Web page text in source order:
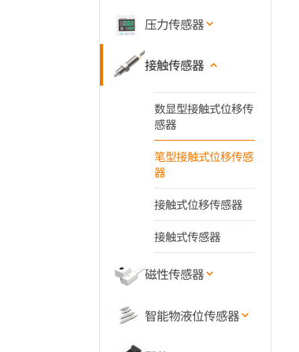
压力传感器
接触传感器
数显型接触式位移传
感器
笔型接触式位移传感
器
接触式位移传感器
接触式传感器
磁性传感器
智能物液位传感器